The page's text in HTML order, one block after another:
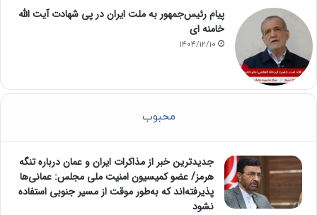
پیام رئیس‌جمهور به ملت ایران در پی شهادت آیت الله
خامنه ای
1404/12/10
محبوب
جدیدترین خبر از مذاکرات ایران و عمان درباره تنگه
هرمز/ عضو کمیسیون امنیت ملی مجلس: عمانی‌ها
پذیرفته‌اند که به‌طور موقت از مسیر جنوبی استفاده
نشود